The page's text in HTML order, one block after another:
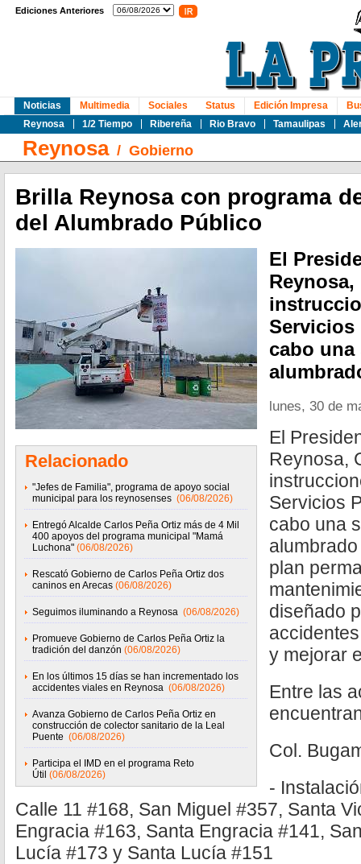
Ediciones Anteriores
Noticias
Reynosa
1/2 Tiempo Ribereña Rio Bravo Tamaulipas
Multimedia Sociales Status Edición Impresa
Reynosa/ Gobierno
Brilla Reynosa con programa
del Alumbrado Público
Relacionado
"Jefes de Familia", programa de apoyo social
municipal para los reynosenses (06/08/2026)
Entregó Alcalde Carlos Peña Ortiz más de 4 Mil
400 apoyos del programa municipal "Mamá
Luchona" (06/08/2026)
Rescató Gobierno de Carlos Peña Ortiz dos
caninos en Arecas (06/08/2026)
Seguimos iluminando a Reynosa (06/08/2026)
Promueve Gobierno de Carlos Peña Ortiz la
tradición del danzón (06/08/2026)
En los últimos 15 días se han incrementado los
accidentes viales en Reynosa (06/08/2026)
Avanza Gobierno de Carlos Peña Ortiz en
construcción de colector sanitario de la Leal
Puente (06/08/2026)
Participa el IMD en el programa Reto
Útil (06/08/2026)
El
Servicios
cabo una
lunes, 30 de
El
Reynosa,
Servicios
cabo una
plan
diseñado
y mejorar
Entre las
Col.
-
Calle 11 #168, San Miguel #357, Santa
Engracia #163, Santa Engracia #141,
Lucía #173 y Santa Lucía #151